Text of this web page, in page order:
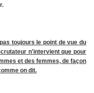
toujours le point de vue du
n'intervient que pour
et des femmes, de façon
on dit.